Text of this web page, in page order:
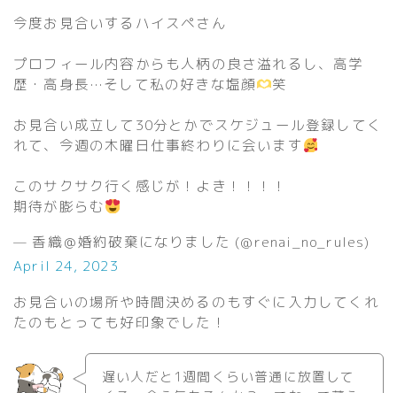
今度お見合いするハイスペさん
プロフィール内容からも人柄の良さ溢れるし、高学
歴・高身長…そして私の好きな塩顔
笑
お見合い成立して30分とかでスケジュール登録してく
れて、今週の木曜日仕事終わりに会います
このサクサク行く感じが！よき！！！！
期待が膨らむ
— 香織＠婚約破棄になりました (@renai_no_rules)
April 24, 2023
お見合いの場所や時間決めるのもすぐに入力してくれ
たのもとっても好印象でした！
遅い人だと1週間くらい普通に放置して